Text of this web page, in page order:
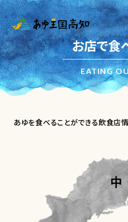
お店で食
EATING
あゆを食べることができる飲食店